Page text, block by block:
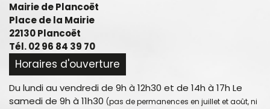
Mairie de Plancoët
Place de la Mairie
22130 Plancoët
Tél. 02 96 84 39 70
Horaires d'ouverture
Du lundi au vendredi de 9h à 12h30 et de 14h à 17h Le
samedi de 9h à 11h30 (pas de permanences en juillet et août, ni